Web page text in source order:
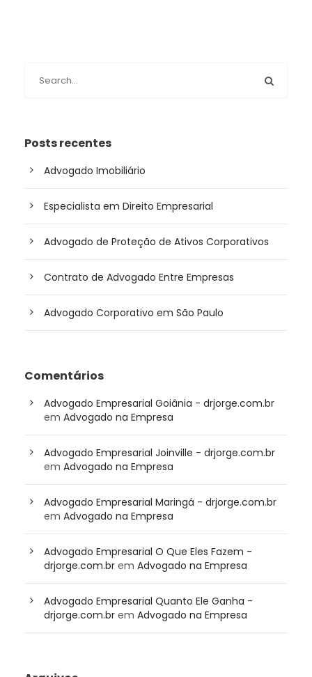
Posts recentes
Advogado Imobiliário
Especialista em Direito Empresarial
Advogado de Proteção de Ativos Corporativos
Contrato de Advogado Entre Empresas
Advogado Corporativo em São Paulo
Comentários
Advogado Empresarial Goiânia - drjorge.com.br
em Advogado na Empresa
Advogado Empresarial Joinville - drjorge.com.br
em Advogado na Empresa
Advogado Empresarial Maringá - drjorge.com.br
em Advogado na Empresa
Advogado Empresarial O Que Eles Fazem -
drjorge.com.br em Advogado na Empresa
Advogado Empresarial Quanto Ele Ganha -
drjorge.com.br em Advogado na Empresa